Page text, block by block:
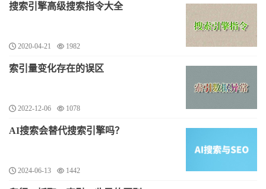
搜索引擎高级搜索指令大全
2020-04-21 1982
索引量变化存在的误区
2022-12-06 1078
AI搜索会替代搜索引擎吗？
2024-06-13 1442